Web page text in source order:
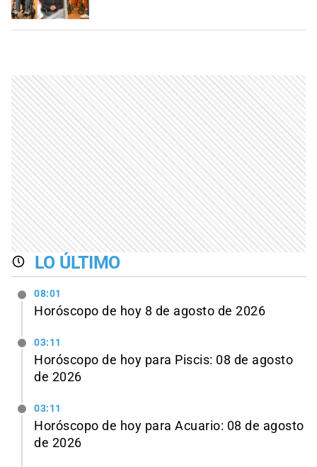
LO ÚLTIMO
08:01
Horóscopo de hoy 8 de agosto de 2026
03:11
Horóscopo de hoy para Piscis: 08 de agosto
de 2026
03:11
Horóscopo de hoy para Acuario: 08 de agosto
de 2026